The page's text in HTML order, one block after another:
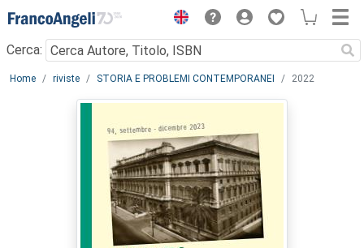
Menu
Cerca:
Main content
Home riviste STORIA E PROBLEMI CONTEMPORANEI 2022